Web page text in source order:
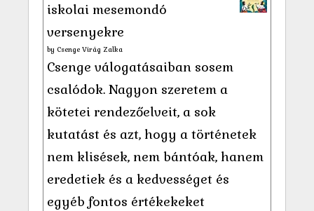
iskolai mesemondó
versenyekre
by Csenge Virág Zalka
Csenge válogatásaiban sosem
csalódok. Nagyon szeretem a
kötetei rendezőelveit, a sok
kutatást és azt, hogy a történetek
nem klisések, nem bántóak, hanem
eredetiek és a kedvességet és
egyéb fontos értékekeket